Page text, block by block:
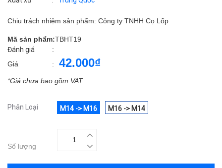
Chịu trách nhiệm sản phẩm: Công ty TNHH Cọ Lốp
Mã sản phẩm:TBHT19
Đánh giá
:
Giá
: 42.000₫
*Giá chưa bao gồm VAT
Phân Loại M14 -> M16 M16 -> M14
Số lượng